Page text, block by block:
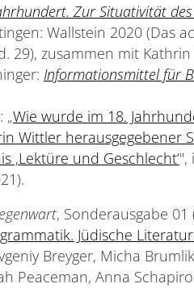
Zur Situativität
Wallstein 2020 (Das
29), zusammen mit
Informationsmittel für
„Wie wurde im 18.
Wittler herausgegebener
‚Lektüre und Geschlecht‘",
, Sonderausgabe 01
Jüdische
Breyger, Micha
Peaceman, Anna